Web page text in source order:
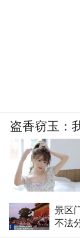
景区
不法
盗香窃玉：
爽文